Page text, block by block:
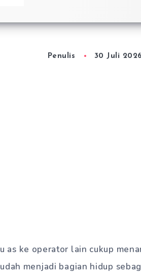
Penulis 30 Juli 2026
as ke operator lain cukup
menjadi bagian hidup